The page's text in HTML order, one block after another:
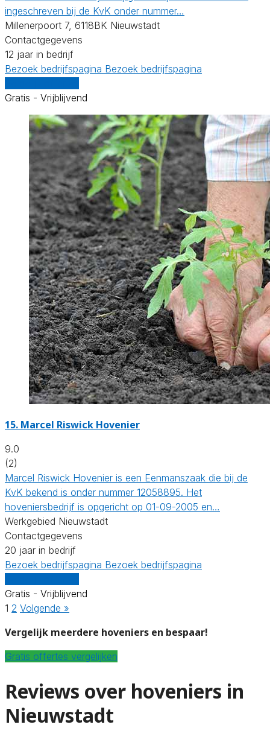
ingeschreven bij de KvK onder nummer…
Millenerpoort 7, 6118BK Nieuwstadt
Contactgegevens
12 jaar in bedrijf
Bezoek bedrijfspagina Bezoek bedrijfspagina
Gratis - Vrijblijvend
15. Marcel Riswick Hovenier
9.0
(2)
Marcel Riswick Hovenier is een Eenmanszaak die bij de
KvK bekend is onder nummer 12058895. Het
hoveniersbedrijf is opgericht op 01-09-2005 en…
Werkgebied Nieuwstadt
Contactgegevens
20 jaar in bedrijf
Bezoek bedrijfspagina Bezoek bedrijfspagina
Gratis - Vrijblijvend
1 2 Volgende »
Vergelijk meerdere hoveniers en bespaar!
Gratis offertes vergelijken
Reviews over hoveniers in
Nieuwstadt